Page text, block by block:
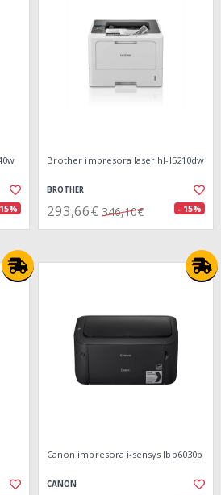
Brother impresora laser hl-l5210dw
BROTHER
293,66€ 346,10€ - 15%
Canon impresora i-sensys lbp6030b
CANON